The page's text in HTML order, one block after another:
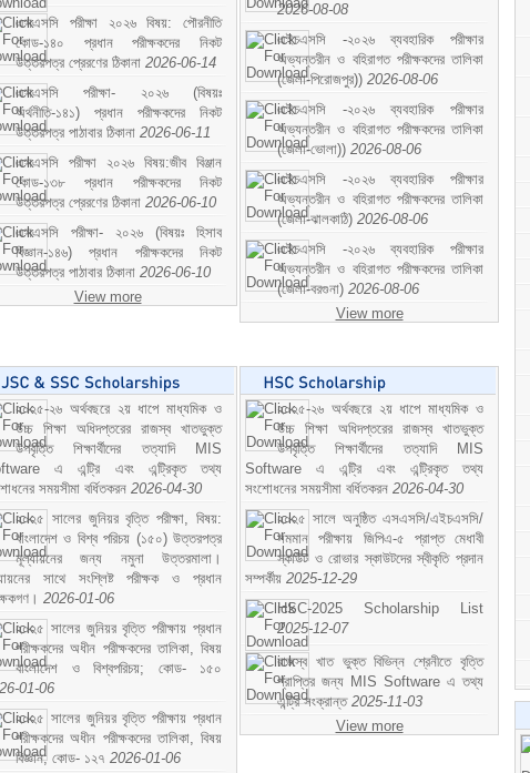
এসএসসি পরীক্ষা ২০২৬ বিষয়: পৌরনীতি
কোড-১৪০ প্রধান পরীক্ষকদের নিকট
উত্তরপত্র প্রেরণের ঠিকানা 2026-06-14
এসএসসি পরীক্ষা- ২০২৬ (বিষয়ঃ
অর্থনীতি-১৪১) প্রধান পরীক্ষকদের নিকট
উত্তরপত্র পাঠাবার ঠিকানা 2026-06-11
এসএসসি পরীক্ষা ২০২৬ বিষয়:জীব বিঞ্জান
কোড-১৩৮ প্রধান পরীক্ষকদের নিকট
উত্তরপত্র প্রেরণের ঠিকানা 2026-06-10
এসএসসি পরীক্ষা- ২০২৬ (বিষয়ঃ হিসাব
বিজ্ঞান-১৪৬) প্রধান পরীক্ষকদের নিকট
উত্তরপত্র পাঠাবার ঠিকানা 2026-06-10
View more
2026-08-08
এইচএসসি -২০২৬ ব্যবহারিক পরীক্ষার
অভ্যন্তরীন ও বহিরাগত পরীক্ষকদের তালিকা
(জেলা-পিরোজপুর)) 2026-08-06
এইচএসসি -২০২৬ ব্যবহারিক পরীক্ষার
অভ্যন্তরীন ও বহিরাগত পরীক্ষকদের তালিকা
(জেলা-ভোলা)) 2026-08-06
এইচএসসি -২০২৬ ব্যবহারিক পরীক্ষার
অভ্যন্তরীন ও বহিরাগত পরীক্ষকদের তালিকা
(জেলা-ঝালকাঠি) 2026-08-06
এইচএসসি -২০২৬ ব্যবহারিক পরীক্ষার
অভ্যন্তরীন ও বহিরাগত পরীক্ষকদের তালিকা
(জেলা-বরগুনা) 2026-08-06
View more
২০২৫-২৬ অর্থবছরে ২য় ধাপে মাধ্যমিক ও
উচ্চ শিক্ষা অধিদপ্তরের রাজস্ব খাতভুক্ত
উপবৃত্তি শিক্ষার্থীদের তত্যাদি MIS
এ এন্ট্রি এবং এন্ট্রিকৃত তথ্য
সময়সীমা বর্ধিতকরন 2026-04-30
২০২৫ সালের জুনিয়র বৃত্তি পরীক্ষা, বিষয়:
বাংলাদেশ ও বিশ্ব পরিচয় (১৫০) উত্তরপত্র
মূল্যায়নের জন্য নমুনা উত্তরমালা।
সাথে সংশ্লিষ্ট পরীক্ষক ও প্রধান
2026-01-06
২০২৫ সালের জুনিয়র বৃত্তি পরীক্ষায় প্রধান
পরীক্ষকদের অধীন পরীক্ষকদের তালিকা, বিষয়
বাংলাদেশ ও বিশ্বপরিচয়; কোড- ১৫০
01-06
২০২৫ সালের জুনিয়র বৃত্তি পরীক্ষায় প্রধান
পরীক্ষকদের অধীন পরীক্ষকদের তালিকা, বিষয়
বিজ্ঞান; কোড- ১২৭ 2026-01-06
২০২৫-২৬ অর্থবছরে ২য় ধাপে মাধ্যমিক ও
উচ্চ শিক্ষা অধিদপ্তরের রাজস্ব খাতভুক্ত
উপবৃত্তি শিক্ষার্থীদের তত্যাদি MIS
Software এ এন্ট্রি এবং এন্ট্রিকৃত তথ্য
সংশোধনের সময়সীমা বর্ধিতকরন 2026-04-30
২০২৫ সালে অনুষ্ঠিত এসএসসি/এইচএসসি/
সমমান পরীক্ষায় জিপিএ-৫ প্রাপ্ত মেধাবী
স্কাউট ও রোভার স্কাউটদের স্বীকৃতি প্রদান
সম্পর্কীয় 2025-12-29
HSC-2025 Scholarship List
2025-12-07
রাজস্ব খাত ভুক্ত বিভিন্ন শ্রেনীতে বৃত্তি
প্রাপ্তির জন্য MIS Software এ তথ্য
এন্ট্রি সংক্রান্ত 2025-11-03
View more